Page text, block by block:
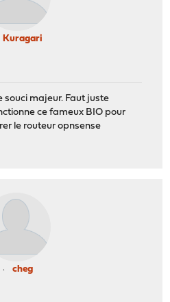
Kuragari
souci majeur. Faut juste
ce fameux BIO pour
le routeur opnsense
cheg